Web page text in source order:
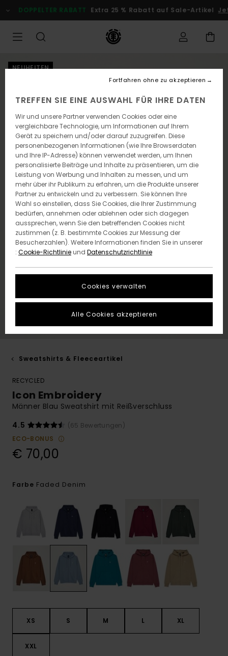
zur
Produktinformation
DOPPELTER RABATT Extra 25 % Rabatt auf Sale-Artikel
NEUHEITEN
Sweatshirts & Fleeceartikel
RECYCLED
Icon Embroidery
Männer Blau Sweatshirt mit Reißverschluss
4.5
(65 Bewertungen)
ECO-BONUS
€ 70,00
Farbe Faded Denim
XS S M L XL
XXL
TREFFEN SIE EINE AUSWAHL FÜR IHRE DATEN
Wir und unsere Partner verwenden Cookies oder eine
vergleichbare Technologie, um Informationen auf Ihrem
Gerät zu speichern und/oder darauf zuzugreifen. Diese
personenbezogenen Informationen (wie Ihre Browserdaten
und Ihre IP-Adresse) können verwendet werden, um Ihnen
personalisierte Beiträge und Inhalte zu präsentieren, um die
Leistung von Werbung und Inhalten zu messen, und um
mehr über ihr Publikum zu erfahren, um die Produkte unserer
Partner zu entwickeln und zu verbessern. Sie können Ihre
Wahl so einstellen, dass Sie Cookies, die Ihrer Zustimmung
bedürfen, annehmen oder ablehnen oder sich dagegen
aussprechen, wenn Sie den betreffenden Cookies nicht
zustimmen (z. B. bestimmte Cookies zur Messung der
Besucherzahlen). Weitere Informationen finden Sie in unserer
: Cookie-Richtlinieund Datenschutzrichtlinie
Cookies verwalten
Fortfahren ohne zu akzeptieren
Alle Cookies akzeptieren